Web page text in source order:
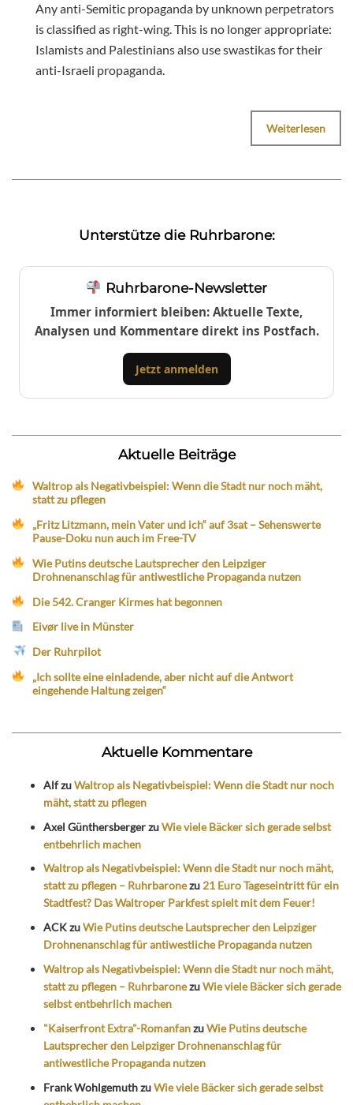
Any anti-Semitic propaganda by unknown perpetrators
is classified as right-wing. This is no longer appropriate:
Islamists and Palestinians also use swastikas for their
anti-Israeli propaganda.
Weiterlesen
Unterstütze die Ruhrbarone:
Ruhrbarone-Newsletter
Immer informiert bleiben: Aktuelle Texte,
Analysen und Kommentare direkt ins Postfach.
Jetzt anmelden
Aktuelle Beiträge
Waltrop als Negativbeispiel: Wenn die Stadt nur noch mäht,
statt zu pflegen
„Fritz Litzmann, mein Vater und ich“ auf 3sat – Sehenswerte
Pause-Doku nun auch im Free-TV
Wie Putins deutsche Lautsprecher den Leipziger
Drohnenanschlag für antiwestliche Propaganda nutzen
Die 542. Cranger Kirmes hat begonnen
Eivør live in Münster
Der Ruhrpilot
„Ich sollte eine einladende, aber nicht auf die Antwort
eingehende Haltung zeigen“
Aktuelle Kommentare
AlfzuWaltrop als Negativbeispiel: Wenn die Stadt nur noch
mäht, statt zu pflegen
Axel GünthersbergerzuWie viele Bäcker sich gerade selbst
entbehrlich machen
Waltrop als Negativbeispiel: Wenn die Stadt nur noch mäht,
statt zu pflegen – Ruhrbaronezu 21 Euro Tageseintritt für ein
Stadtfest? Das Waltroper Parkfest spielt mit dem Feuer!
ACKzuWie Putins deutsche Lautsprecher den Leipziger
Drohnenanschlag für antiwestliche Propaganda nutzen
Waltrop als Negativbeispiel: Wenn die Stadt nur noch mäht,
statt zu pflegen – RuhrbaronezuWie viele Bäcker sich gerade
selbst entbehrlich machen
"Kaiserfront Extra"-RomanfanzuWie Putins deutsche
Lautsprecher den Leipziger Drohnenanschlag für
antiwestliche Propaganda nutzen
Frank WohlgemuthzuWie viele Bäcker sich gerade selbst